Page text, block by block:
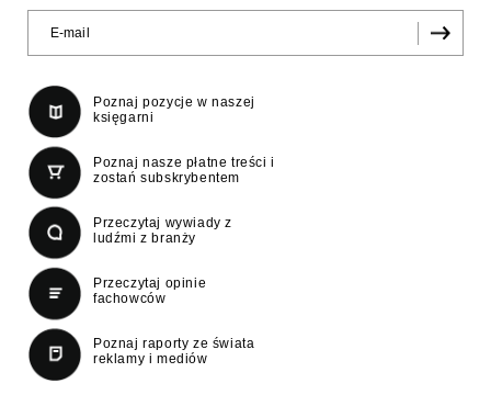
Poznaj pozycje w naszej
księgarni
Poznaj nasze płatne treści i
zostań subskrybentem
Przeczytaj wywiady z
ludźmi z branży
Przeczytaj opinie
fachowców
Poznaj raporty ze świata
reklamy i mediów